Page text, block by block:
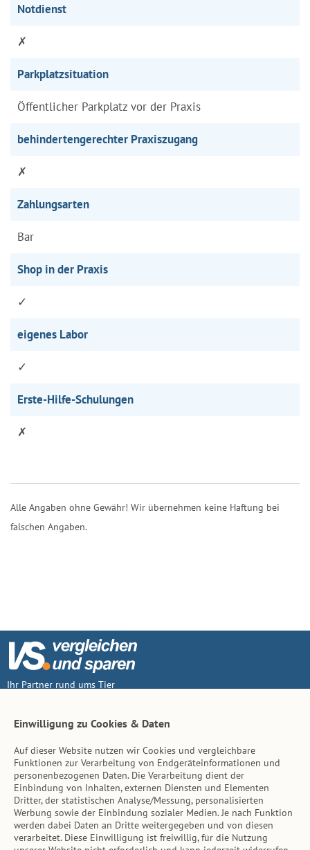
Notdienst
✗
Parkplatzsituation
Öffentlicher Parkplatz vor der Praxis
behindertengerechter Praxiszugang
✗
Zahlungsarten
Bar
Shop in der Praxis
✓
eigenes Labor
✓
Erste-Hilfe-Schulungen
✗
Alle Angaben ohne Gewähr! Wir übernehmen keine Haftung bei
falschen Angaben.
Ihr Partner rund ums Tier
Inhalt
Tierarzt-Suche
Hinweise
Einwilligung zu Cookies & Daten
Auf dieser Website nutzen wir Cookies und vergleichbare
Funktionen zur Verarbeitung von Endgeräteinformationen und
personenbezogenen Daten. Die Verarbeitung dient der
Einbindung von Inhalten, externen Diensten und Elementen
Dritter, der statistischen Analyse/Messung, personalisierten
Werbung sowie der Einbindung sozialer Medien. Je nach Funktion
werden dabei Daten an Dritte weitergegeben und von diesen
verarbeitet. Diese Einwilligung ist freiwillig, für die Nutzung